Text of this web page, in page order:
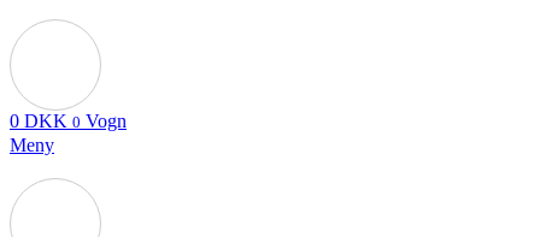
0 DKK 0 Vogn
Meny